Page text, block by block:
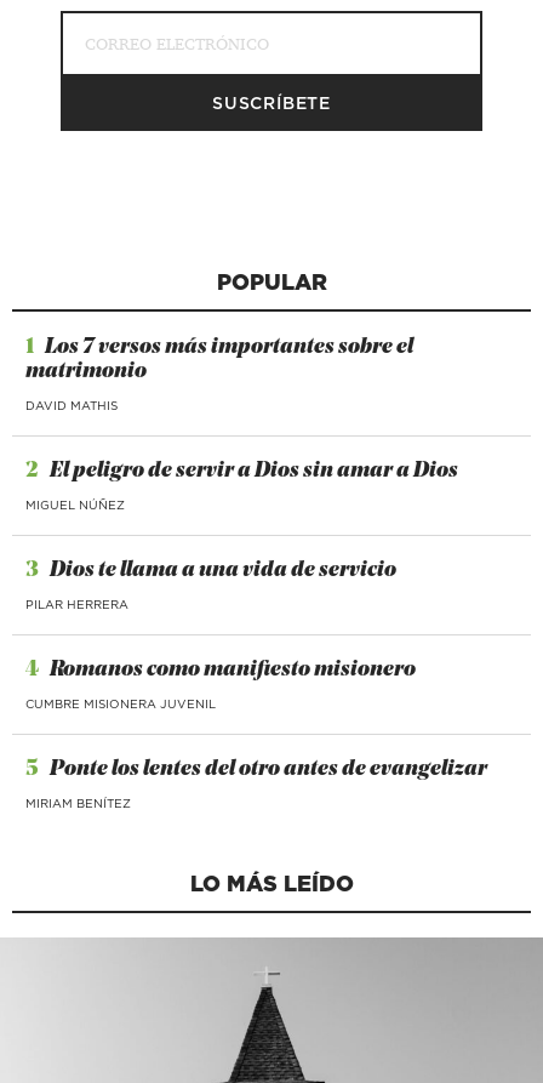
POPULAR
1 Los 7 versos más importantes sobre el
matrimonio
DAVID MATHIS
2 El peligro de servir a Dios sin amar a Dios
MIGUEL NÚÑEZ
3 Dios te llama a una vida de servicio
PILAR HERRERA
4 Romanos como manifiesto misionero
CUMBRE MISIONERA JUVENIL
5 Ponte los lentes del otro antes de evangelizar
MIRIAM BENÍTEZ
LO MÁS LEÍDO